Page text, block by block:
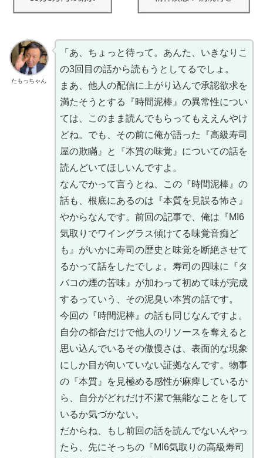
たもっちゃん
「あ、ちょっと待って。あんた、いきなりこ
の3回目の話から読もうとしてるでしょ。
まあ、他人の配信に上がり込んで承認欲求を
満たそうとする『時間泥棒』の異常性につい
ては、このまま読んでもらってもええんやけ
どね。でも、その前に俺が語った『高級寿司
屋の欺瞞』と『本質の味覚』についての話を
読んどいてほしいんですよ。
なんでかって言うとね、この『時間泥棒』の
話も、根底にあるのは『本質を見誤る怖さ』
やからなんです。前回の記事で、俺は『MI6
気取りでワイングラス傾けてる味覚音痴ど
も』がいかに寿司の歴史と味覚を断絶させて
るかって話をしたでしょ。寿司の四味に『タ
バコの煙の苦味』が加わって初めて味が完成
するっていう、その泥臭い本質の話です。
今回の『時間泥棒』の話も同じなんですよ。
自分の都合だけで他人のリソースを奪えると
思い込んでいるその傲慢さは、表面的な現象
にしか目が向いていない証拠なんです。物事
の『本質』を見極める感性が麻痺しているか
ら、自分がどれだけ不潔で無能なことをして
いるか気づかない。
だからね、もし前回の話を読んでないんやっ
たら、先にそっちの『MI6気取りの高級寿司